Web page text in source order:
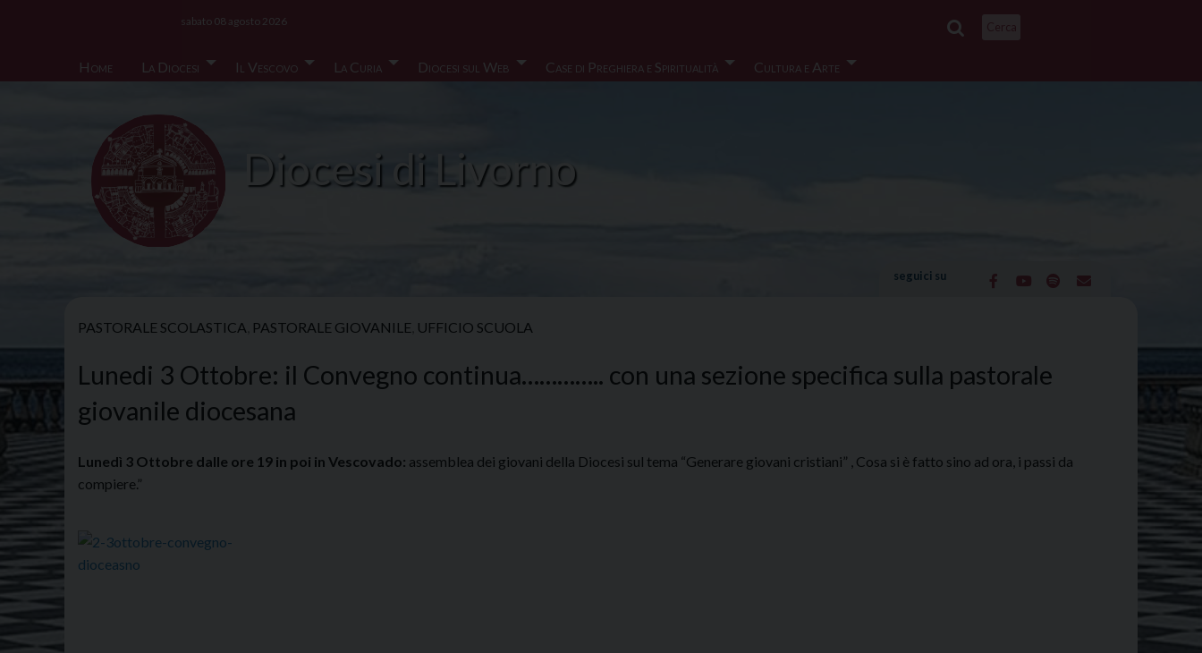
Home
La Diocesi Il Vescovo La Curia Diocesi sul Web Case di Preghiera e Spiritualità Cultura e Arte
sabato 08 agosto 2026
Diocesi di Livorno
seguici su
PASTORALE SCOLASTICA PASTORALE GIOVANILE UFFICIO SCUOLA
Lunedi 3 Ottobre: il Convegno continua………….. con una sezione specifica sulla pastorale
giovanile diocesana
Lunedì 3 Ottobre dalle ore 19 in poi in Vescovado: assemblea dei giovani della Diocesi sul tema “Generare giovani cristiani” , Cosa si è fatto sino ad ora, i passi da
compiere.”